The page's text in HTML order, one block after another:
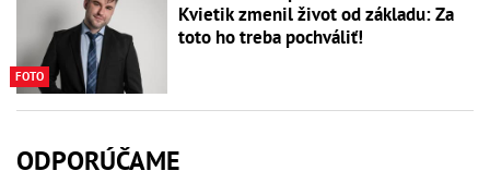
FOTO
Kvietik zmenil život od základu: Za
toto ho treba pochváliť!
ODPORÚČAME